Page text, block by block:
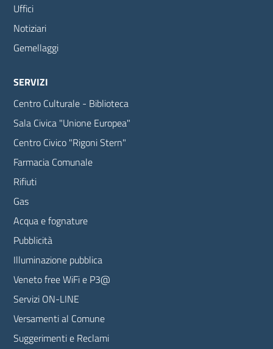
Uffici
Notiziari
Gemellaggi
SERVIZI
Centro Culturale - Biblioteca
Sala Civica "Unione Europea"
Centro Civico "Rigoni Stern"
Farmacia Comunale
Rifiuti
Gas
Acqua e fognature
Pubblicità
Illuminazione pubblica
Veneto free WiFi e P3@
Servizi ON-LINE
Versamenti al Comune
Suggerimenti e Reclami